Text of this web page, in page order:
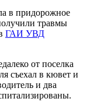
в придорожное
травмы
ГАИ УВД
от поселка
съехал в кювет и
и два